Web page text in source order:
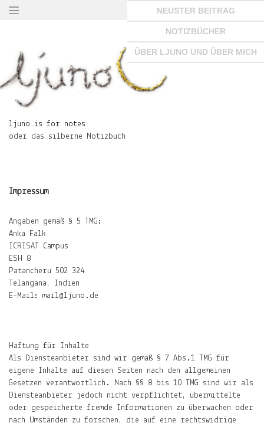
Springe
×
ljuno…
for
notes
Notizbuch
START
ÜBER
LJUNO
DATENSCHUTZ
ljuno…is for notes
oder das silberne Notizbuch
Impressum
Angaben gemäß § 5 TMG:
Anka Falk
ICRISAT Campus
ESH 8
Patancheru 502 324
Telangana, Indien
E-Mail: mail@ljuno.de
Haftung für Inhalte
Als Diensteanbieter sind wir gemäß § 7 Abs.1 TMG für
eigene Inhalte auf diesen Seiten nach den allgemeinen
Gesetzen verantwortlich. Nach §§ 8 bis 10 TMG sind wir als
Diensteanbieter jedoch nicht verpflichtet, übermittelte
oder gespeicherte fremde Informationen zu überwachen oder
nach Umständen zu forschen, die auf eine rechtswidrige
NEUSTER BEITRAG
NOTIZBÜCHER
ÜBER LJUNO UND ÜBER MICH